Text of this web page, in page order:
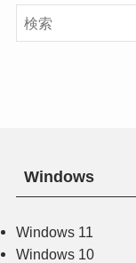
Windows
Windows 11
Windows 10